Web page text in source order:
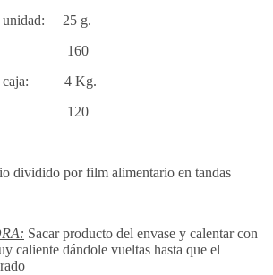
unidad: 25 g.
caja: 160
caja: 4 Kg.
120
dividido por film alimentario en tandas
Sacar producto del envase y calentar con
caliente dándole vueltas hasta que el